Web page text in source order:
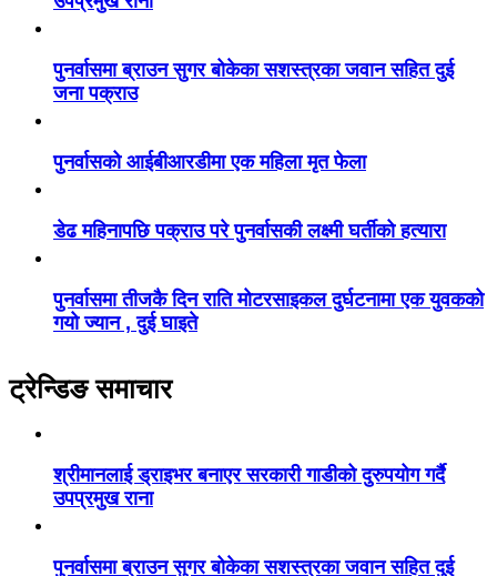
पुनर्वासमा ब्राउन सुगर बोकेका सशस्त्रका जवान सहित दुई
जना पक्राउ
पुनर्वासको आईबीआरडीमा एक महिला मृत फेला
डेढ महिनापछि पक्राउ परे पुनर्वासकी लक्ष्मी घर्तीको हत्यारा
पुनर्वासमा तीजकै दिन राति मोटरसाइकल दुर्घटनामा एक युवकको
गयो ज्यान , दुई घाइते
ट्रेन्डिङ समाचार
श्रीमानलाई ड्राइभर बनाएर सरकारी गाडीको दुरुपयोग गर्दै
उपप्रमुख राना
पुनर्वासमा ब्राउन सुगर बोकेका सशस्त्रका जवान सहित दुई